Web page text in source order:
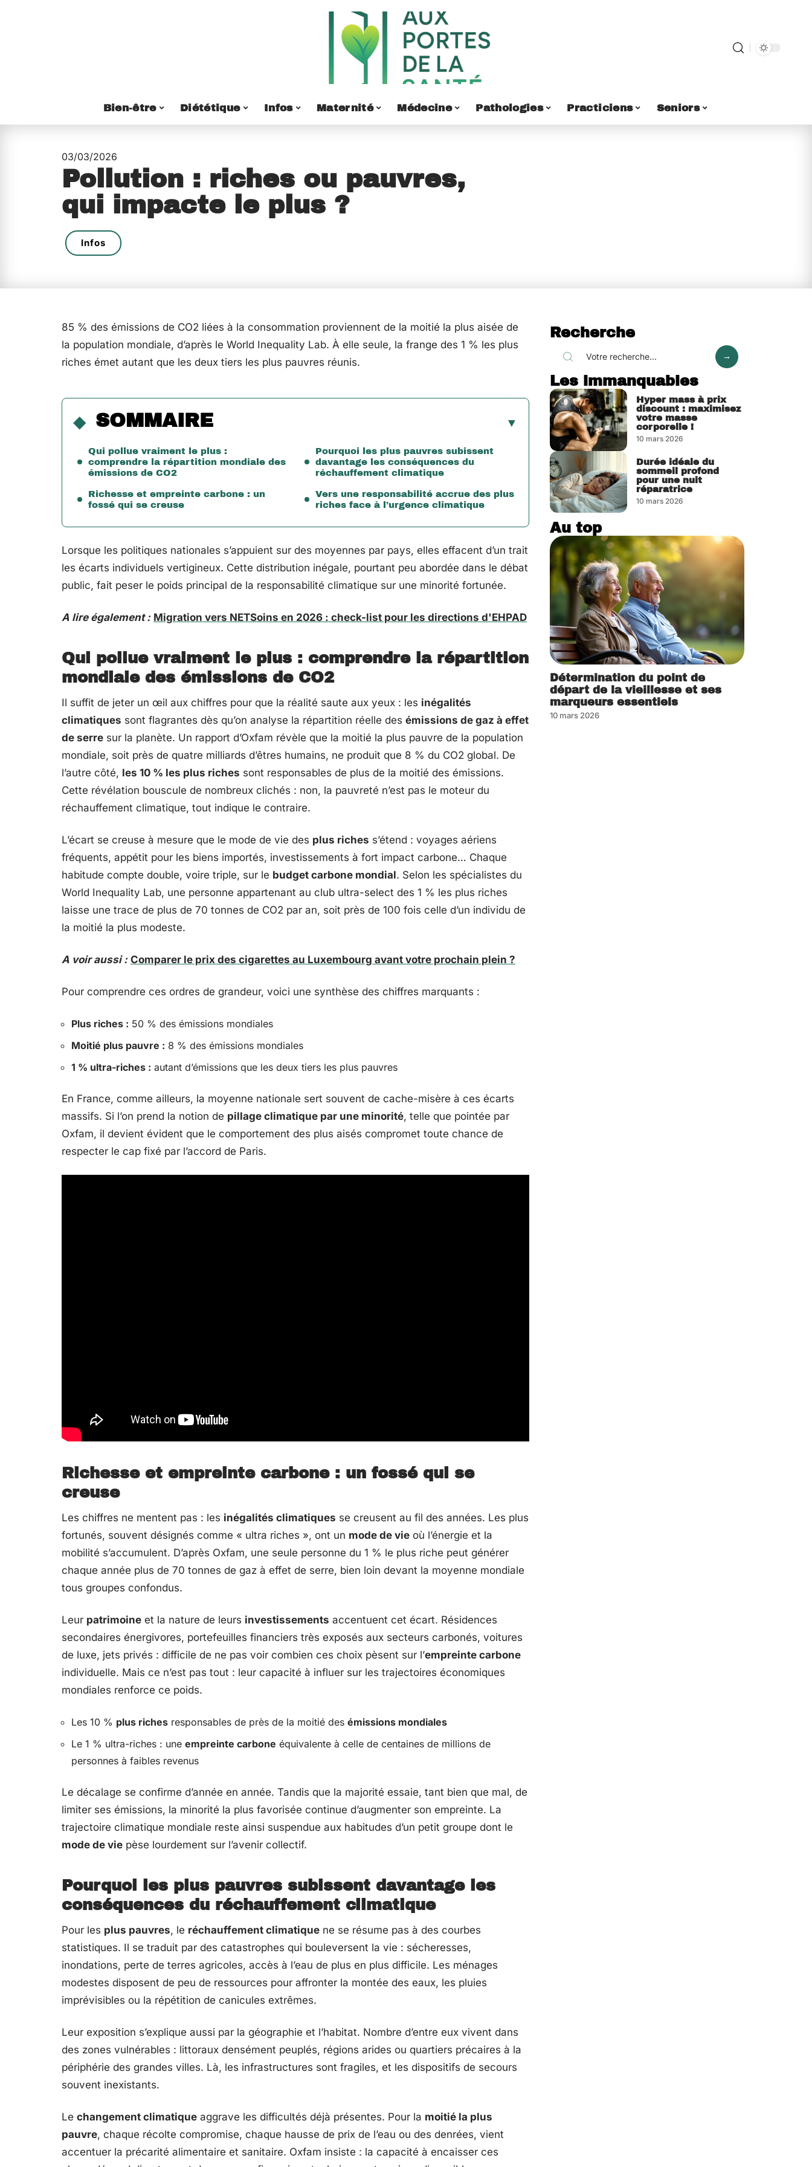
Bien-être Diététique Infos Maternité Médecine Pathologies Practiciens Seniors
03/03/2026
Pollution : riches ou pauvres,
qui impacte le plus ?
Infos
85 % des émissions de CO2 liées à la consommation proviennent de la moitié la plus aisée de
la population mondiale, d’après le World Inequality Lab. À elle seule, la frange des 1 % les plus
riches émet autant que les deux tiers les plus pauvres réunis.
SOMMAIRE
Qui pollue vraiment le plus :
comprendre la répartition mondiale des
émissions de CO2
Richesse et empreinte carbone : un
fossé qui se creuse
Pourquoi les plus pauvres subissent
davantage les conséquences du
réchauffement climatique
Vers une responsabilité accrue des plus
riches face à l’urgence climatique
Lorsque les politiques nationales s’appuient sur des moyennes par pays, elles effacent d’un trait
les écarts individuels vertigineux. Cette distribution inégale, pourtant peu abordée dans le débat
public, fait peser le poids principal de la responsabilité climatique sur une minorité fortunée.
A lire également : Migration vers NETSoins en 2026 : check-list pour les directions d'EHPAD
Qui pollue vraiment le plus : comprendre la répartition
mondiale des émissions de CO2
Il suffit de jeter un œil aux chiffres pour que la réalité saute aux yeux : les inégalités
climatiques sont flagrantes dès qu’on analyse la répartition réelle des émissions de gaz à effet
de serre sur la planète. Un rapport d’Oxfam révèle que la moitié la plus pauvre de la population
mondiale, soit près de quatre milliards d’êtres humains, ne produit que 8 % du CO2 global. De
l’autre côté, les 10 % les plus riches sont responsables de plus de la moitié des émissions.
Cette révélation bouscule de nombreux clichés : non, la pauvreté n’est pas le moteur du
réchauffement climatique, tout indique le contraire.
L’écart se creuse à mesure que le mode de vie des plus riches s’étend : voyages aériens
fréquents, appétit pour les biens importés, investissements à fort impact carbone… Chaque
habitude compte double, voire triple, sur le budget carbone mondial. Selon les spécialistes du
World Inequality Lab, une personne appartenant au club ultra-select des 1 % les plus riches
laisse une trace de plus de 70 tonnes de CO2 par an, soit près de 100 fois celle d’un individu de
la moitié la plus modeste.
A voir aussi : Comparer le prix des cigarettes au Luxembourg avant votre prochain plein ?
Pour comprendre ces ordres de grandeur, voici une synthèse des chiffres marquants :
Plus riches : 50 % des émissions mondiales
Moitié plus pauvre : 8 % des émissions mondiales
1 % ultra-riches : autant d’émissions que les deux tiers les plus pauvres
En France, comme ailleurs, la moyenne nationale sert souvent de cache-misère à ces écarts
massifs. Si l’on prend la notion de pillage climatique par une minorité, telle que pointée par
Oxfam, il devient évident que le comportement des plus aisés compromet toute chance de
respecter le cap fixé par l’accord de Paris.
Richesse et empreinte carbone : un fossé qui se
creuse
Les chiffres ne mentent pas : les inégalités climatiques se creusent au fil des années. Les plus
fortunés, souvent désignés comme « ultra riches », ont un mode de vie où l’énergie et la
mobilité s’accumulent. D’après Oxfam, une seule personne du 1 % le plus riche peut générer
chaque année plus de 70 tonnes de gaz à effet de serre, bien loin devant la moyenne mondiale
tous groupes confondus.
Leur patrimoine et la nature de leurs investissements accentuent cet écart. Résidences
secondaires énergivores, portefeuilles financiers très exposés aux secteurs carbonés, voitures
de luxe, jets privés : difficile de ne pas voir combien ces choix pèsent sur l’empreinte carbone
individuelle. Mais ce n’est pas tout : leur capacité à influer sur les trajectoires économiques
mondiales renforce ce poids.
Les 10 % plus riches responsables de près de la moitié des émissions mondiales
Le 1 % ultra-riches : une empreinte carbone équivalente à celle de centaines de millions de
personnes à faibles revenus
Le décalage se confirme d’année en année. Tandis que la majorité essaie, tant bien que mal, de
limiter ses émissions, la minorité la plus favorisée continue d’augmenter son empreinte. La
trajectoire climatique mondiale reste ainsi suspendue aux habitudes d’un petit groupe dont le
mode de vie pèse lourdement sur l’avenir collectif.
Pourquoi les plus pauvres subissent davantage les
conséquences du réchauffement climatique
Pour les plus pauvres, le réchauffement climatique ne se résume pas à des courbes
statistiques. Il se traduit par des catastrophes qui bouleversent la vie : sécheresses,
inondations, perte de terres agricoles, accès à l’eau de plus en plus difficile. Les ménages
modestes disposent de peu de ressources pour affronter la montée des eaux, les pluies
imprévisibles ou la répétition de canicules extrêmes.
Leur exposition s’explique aussi par la géographie et l’habitat. Nombre d’entre eux vivent dans
des zones vulnérables : littoraux densément peuplés, régions arides ou quartiers précaires à la
périphérie des grandes villes. Là, les infrastructures sont fragiles, et les dispositifs de secours
souvent inexistants.
Le changement climatique aggrave les difficultés déjà présentes. Pour la moitié la plus
pauvre, chaque récolte compromise, chaque hausse de prix de l’eau ou des denrées, vient
accentuer la précarité alimentaire et sanitaire. Oxfam insiste : la capacité à encaisser ces
Recherche
Les immanquables
Hyper mass à prix
discount : maximisez
votre masse
corporelle !
10 mars 2026
Durée idéale du
sommeil profond
pour une nuit
réparatrice
10 mars 2026
Au top
Détermination du point de
départ de la vieillesse et ses
marqueurs essentiels
10 mars 2026